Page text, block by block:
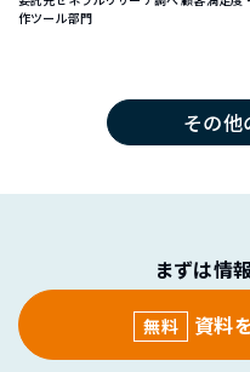
作ツール部門
その他
まずは情
無料 資料